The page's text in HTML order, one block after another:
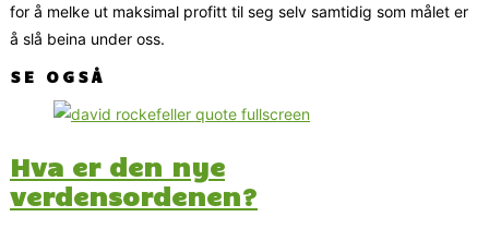
for å melke ut maksimal profitt til seg selv samtidig som målet er
å slå beina under oss.
SE OGSÅ
Hva er den nye
verdensordenen?